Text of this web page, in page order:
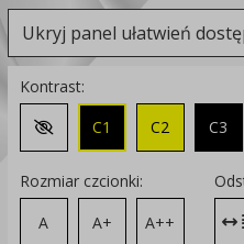
Ukryj panel ułatwień
Kontrast:
Zmień kontrast na domyślny
C1 C2 C3
Rozmiar czcionki:
A
A+ A++